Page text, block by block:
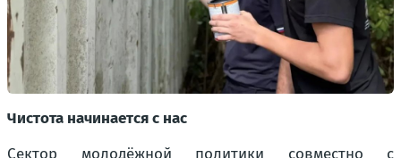
Чистота начинается с нас
Сектор молодёжной политики совместно с